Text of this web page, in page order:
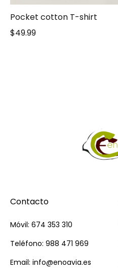
Pocket cotton T-shirt
$49.99
Contacto
Móvil: 674 353 310
Teléfono: 988 471 969
Email: info@enoavia.es